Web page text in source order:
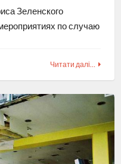
Зеленского
по случаю
Читати далі…